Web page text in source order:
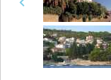
Previous